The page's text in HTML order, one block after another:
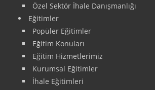
Özel Sektör İhale Danışmanlığı
Eğitimler
Popüler Eğitimler
Eğitim Konuları
Eğitim Hizmetlerimiz
Kurumsal Eğitimler
İhale Eğitimleri